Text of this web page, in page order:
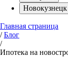
Новокузнецк
Главная страница
/Блог
/
Ипотека на